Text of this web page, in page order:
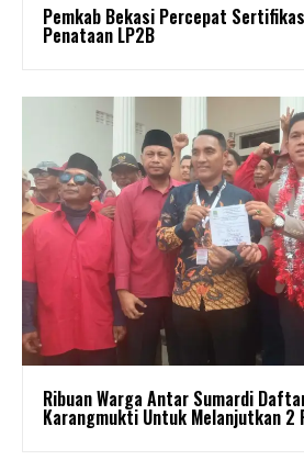
Pemkab Bekasi Percepat
Penataan LP2B
Ribuan Warga Antar Sumardi
Karangmukti Untuk Melanjutkan 2